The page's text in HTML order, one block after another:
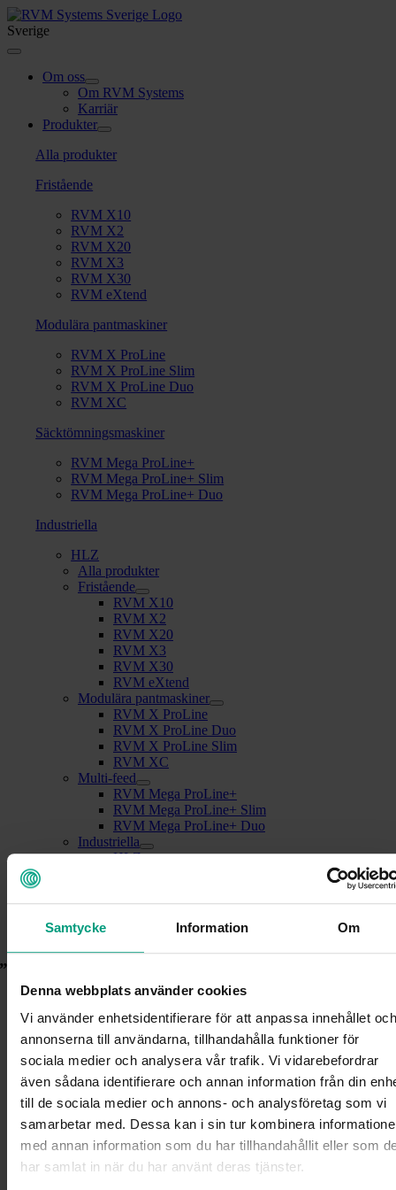
Samtycke Information Om
Denna webbplats använder cookies
Vi använder enhetsidentifierare för att anpassa innehållet och
annonserna till användarna, tillhandahålla funktioner för
sociala medier och analysera vår trafik. Vi vidarebefordrar
även sådana identifierare och annan information från din
till de sociala medier och annons- och analysföretag som vi
samarbetar med. Dessa kan i sin tur kombinera
med annan information som du har tillhandahållit eller som
har samlat in när du har använt deras tjänster.
Skip
to
content
Sverige
Toggle
NavigationOm oss
Om RVM Systems
Karriär
Produkter
Alla produkter
Fristående
RVM X10
RVM X2
RVM X20
RVM X3
RVM X30
RVM eXtend
Modulära pantmaskiner
RVM X ProLine
RVM X ProLine Slim
RVM X ProLine Duo
RVM XC
Säcktömningsmaskiner
RVM Mega ProLine+
RVM Mega ProLine+ Slim
RVM Mega ProLine+ Duo
Industriella
HLZ
Alla produkter
Fristående
RVM X10
RVM X2
RVM X20
RVM X3
RVM X30
RVM eXtend
Modulära pantmaskiner
RVM X ProLine
RVM X ProLine Duo
RVM X ProLine Slim
RVM XC
Multi-feed
RVM Mega ProLine+
RVM Mega ProLine+ Slim
RVM Mega ProLine+ Duo
Industriella
HLZ
Service och underhåll
Kontakt
Multi-feedmaria@glorydays.se2025-03-07T10:41:12+01:00
”Hälla i” / säcktömningsmaskiner
RVM Mega ProLine+
“Hälla säck”-pantmaskinen för stormarknader
Töm en stor påse med pantflaskor och burkar i maskinen. Den
accepterar burkar och PET -flaskor med en hastighet av upp till
100 förpackningar per minut.
Läs mer